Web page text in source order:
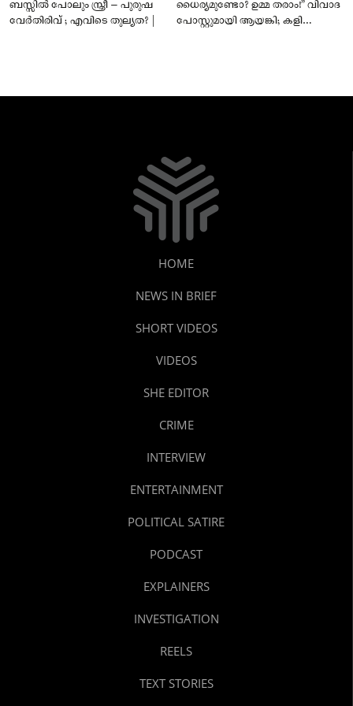
ബസ്സിൽ പോലും സ്ത്രീ – പുരുഷ
വേർതിരിവ് ; എവിടെ തുല്യത? |
ധൈര്യമുണ്ടോ? ഉമ്മ തരാം!” വിവാദ
പോസ്റ്റുമായി ആയങ്കി; കളി
HOME
NEWS IN BRIEF
SHORT VIDEOS
VIDEOS
SHE EDITOR
CRIME
INTERVIEW
ENTERTAINMENT
POLITICAL SATIRE
PODCAST
EXPLAINERS
INVESTIGATION
REELS
TEXT STORIES